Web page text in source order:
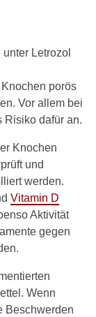
Letrozol
porös
Vor allem bei
Risiko dafür an.
Knochen
und
werden.
Vitamin D
Aktivität
gegen
Wenn
Beschwerden